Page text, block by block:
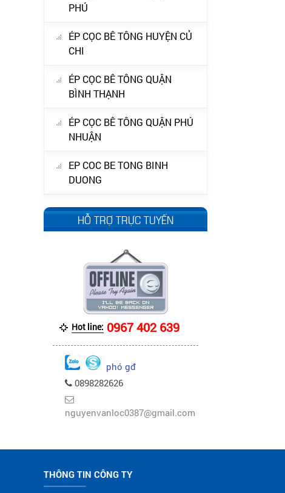
PHÚ
ÉP CỌC BÊ TÔNG HUYỆN CỦ
CHI
ÉP CỌC BÊ TÔNG QUẬN
BÌNH THẠNH
ÉP CỌC BÊ TÔNG QUẬN PHÚ
NHUẬN
EP COC BE TONG BINH
DUONG
HỖ TRỢ TRỰC TUYẾN
Hot line: 0967 402 639
phó gđ
0898282626
nguyenvanloc0387@gmail.com
THÔNG TIN CÔNG TY